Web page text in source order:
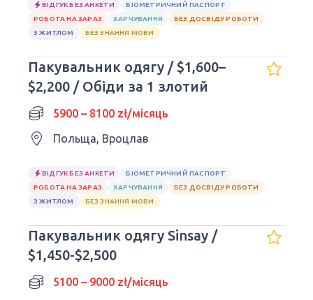
ВІДГУК БЕЗ АНКЕТИ
БІОМЕТРИЧНИЙ ПАСПОРТ
РОБОТА НА ЗАРАЗ
ХАРЧУВАННЯ
БЕЗ ДОСВІДУ РОБОТИ
З ЖИТЛОМ
БЕЗ ЗНАННЯ МОВИ
Пакувальник одягу / $1,600–
$2,200 / Обіди за 1 злотий
5900 – 8100 zł/місяць
Польща, Вроцлав
ВІДГУК БЕЗ АНКЕТИ
БІОМЕТРИЧНИЙ ПАСПОРТ
РОБОТА НА ЗАРАЗ
ХАРЧУВАННЯ
БЕЗ ДОСВІДУ РОБОТИ
З ЖИТЛОМ
БЕЗ ЗНАННЯ МОВИ
Пакувальник одягу Sinsay /
$1,450-$2,500
5100 – 9000 zł/місяць